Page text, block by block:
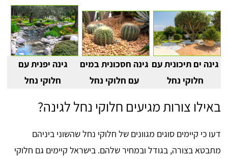
גינה ים תיכונית עם
חלוקי נחל
גינה חסכונית במים
עם חלוקי נחל
גינה יפנית עם
חלוקי נחל
באילו צורות מגיעים חלוקי נחל לגינה?
דעו כי קיימים סוגים מגוונים של חלוקי נחל שהשוני ביניהם
מתבטא בצורה, בגודל ובמחיר שלהם. בישראל קיימים גם חלוקי